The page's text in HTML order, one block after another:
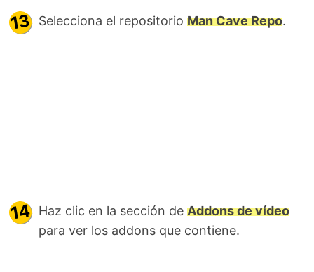
Selecciona el repositorio Man Cave Repo.
Haz clic en la sección de Addons de vídeo
para ver los addons que contiene.